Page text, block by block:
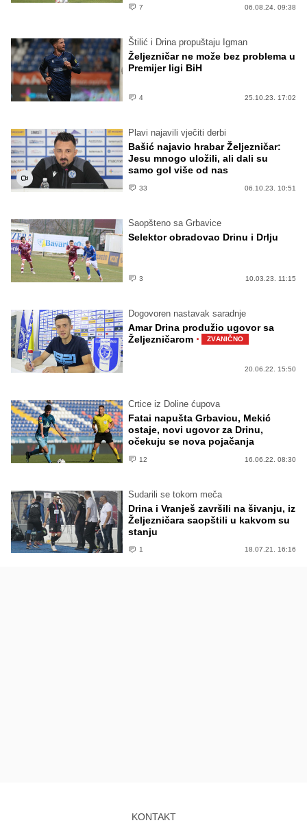
7
06.08.24. 09:38
Štilić i Drina propuštaju Igman
Željezničar ne može bez problema u
Premijer ligi BiH
4 25.10.23. 17:02
Plavi najavili vječiti derbi
Bašić najavio hrabar Željezničar:
Jesu mnogo uložili, ali dali su
samo gol više od nas
33 06.10.23. 10:51
Saopšteno sa Grbavice
Selektor obradovao Drinu i Drlju
3 10.03.23. 11:15
Dogovoren nastavak saradnje
Amar Drina produžio ugovor sa
Željezničarom · ZVANIČNO
20.06.22. 15:50
Crtice iz Doline ćupova
Fatai napušta Grbavicu, Mekić
ostaje, novi ugovor za Drinu,
očekuju se nova pojačanja
12 16.06.22. 08:30
Sudarili se tokom meča
Drina i Vranješ završili na šivanju, iz
Željezničara saopštili u kakvom su
stanju
1 18.07.21. 16:16
KONTAKT